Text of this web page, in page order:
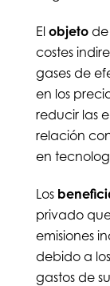
El objetode
costes
gases de
en los
reducir las
relación
en
Los
privado
emisiones
debido a
gastos de